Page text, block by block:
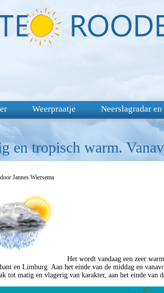
Weerpraatje Neerslagradar
en tropisch warm.
Jannes Wiersema
Het wordt vandaag een zeer
en Limburg. Aan het einde van de middag en
tot matig en vlagerig van karakter, aan het einde van